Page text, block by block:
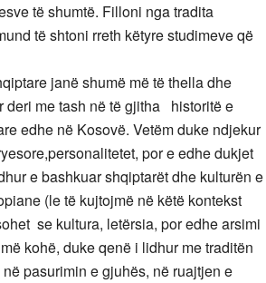
të shumtë. Filloni nga tradita
të shtoni rreth këtyre studimeve që
janë shumë më të thella dhe
deri me tash në të gjitha historitë e
edhe në Kosovë. Vetëm duke ndjekur
por e edhe dukjet
e bashkuar shqiptarët dhe kulturën e
(le të kujtojmë në këtë kontekst
se kultura, letërsia, por edhe arsimi
kohë, duke qenë i lidhur me traditën
pasurimin e gjuhës, në ruajtjen e